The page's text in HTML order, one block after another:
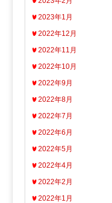
2023年1月
2022年12月
2022年11月
2022年10月
2022年9月
2022年8月
2022年7月
2022年6月
2022年5月
2022年4月
2022年2月
2022年1月